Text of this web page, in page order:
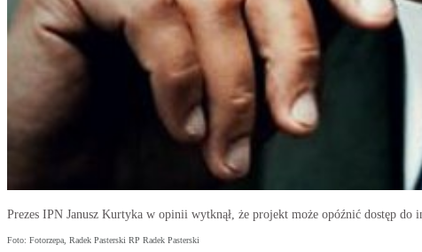
Prezes IPN Janusz Kurtyka w opinii wytknął, że projekt może opóźnić dostęp
Foto: Fotorzepa, Radek Pasterski RP Radek Pasterski